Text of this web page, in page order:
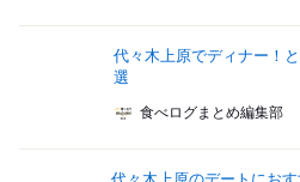
代々木上原でディナー！
選
食べログまとめ編集部